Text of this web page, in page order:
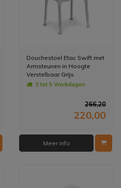
Douchestoel Etac Swift met
Armsteunen in Hoogte
Verstelbaar Grijs
(draagvermogen tot 130 kg)
3 tot 5 Werkdagen
266,20
220,00
Meer info